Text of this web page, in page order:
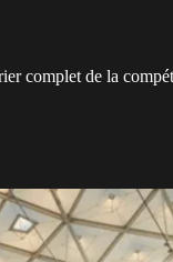
complet de la